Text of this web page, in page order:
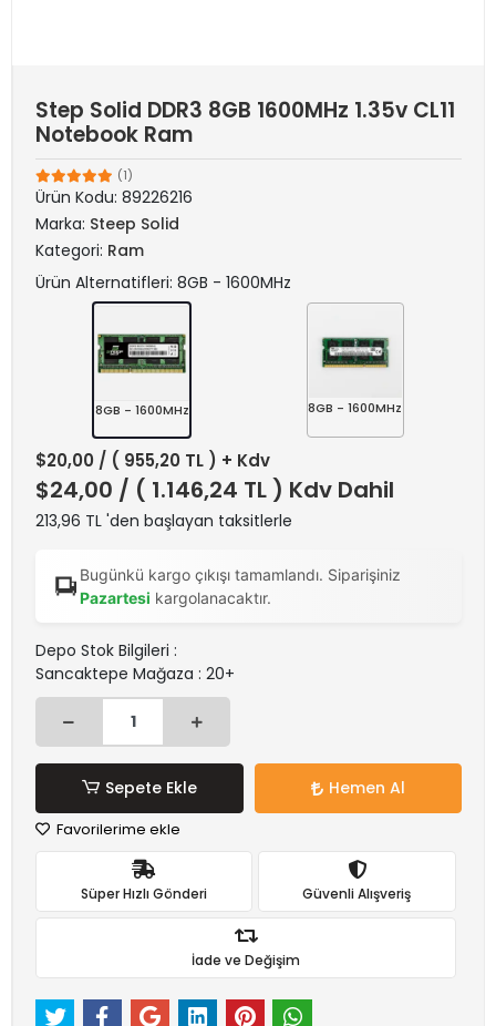
Step Solid DDR3 8GB 1600MHz 1.35v CL11
Notebook Ram
(1)
Ürün Kodu: 89226216
Marka: Steep Solid
Kategori: Ram
Ürün Alternatifleri: 8GB - 1600MHz
8GB - 1600MHz 8GB - 1600MHz
$20,00 / ( 955,20 TL ) + Kdv
$24,00 / ( 1.146,24 TL ) Kdv Dahil
213,96 TL 'den başlayan taksitlerle
Bugünkü kargo çıkışı tamamlandı. Siparişiniz
Pazartesi kargolanacaktır.
Depo Stok Bilgileri :
Sancaktepe Mağaza : 20+
Sepete Ekle Hemen Al
Favorilerime ekle
Süper Hızlı Gönderi Güvenli Alışveriş
İade ve Değişim